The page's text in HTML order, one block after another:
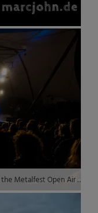
LORELEY, GERMANY – June 21, 2013 – down at the Metalfest Open Air © 2013 by Marc Oliver John | marcjohn.de – Alle Rechte vorbehalten, Keine Veröffentlichung ohne Genehmigung – All rights reserved, no publishing without permission.